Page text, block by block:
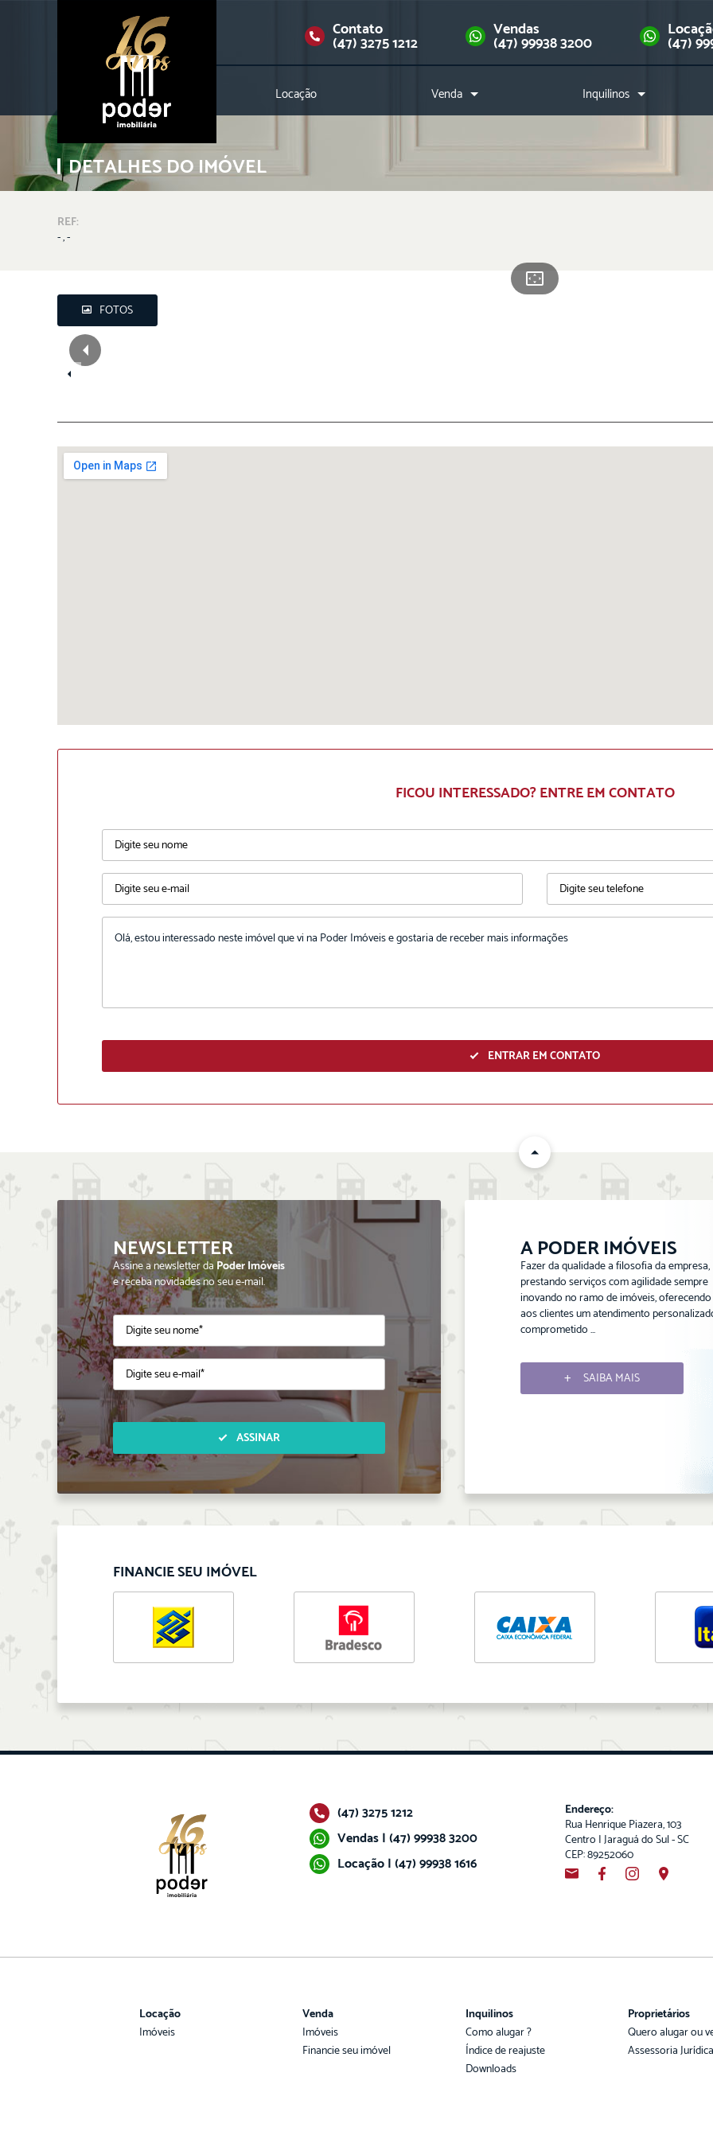
Contato
(47) 3275 1212
Vendas
(47) 99938 3200 (47)
Locação Venda Inquilinos
Downloads
DETALHES DO IMÓVEL
REF:
- , -
FOTOS
FICOU INTERESSADO? ENTRE EM CONTATO
ENTRAR EM CONTATO
ENVIAR
NEWSLETTER
Assine a newsletter daPoder Imóveis
e receba novidades no seu e-mail.
ASSINAR
A PODER IMÓVEIS
Fazer da qualidade a filosofia da empresa,
prestando serviços com agilidade sempre
inovando no ramo de imóveis, oferecendo
aos clientes um atendimento
comprometido ...
SAIBA MAIS
FINANCIE SEU IMÓVEL
(47) 3275 1212
Vendas | (47) 99938 3200
Locação | (47) 99938 1616
Endereço:
Rua Henrique Piazera, 103
Centro | Jaraguá do Sul - SC
CEP: 89252060
Locação
Imóveis
Venda
Imóveis
Financie seu imóvel
Inquilinos
Como alugar ?
Índice de reajuste
Downloads
Proprietários
Quero alugar ou
Assessoria